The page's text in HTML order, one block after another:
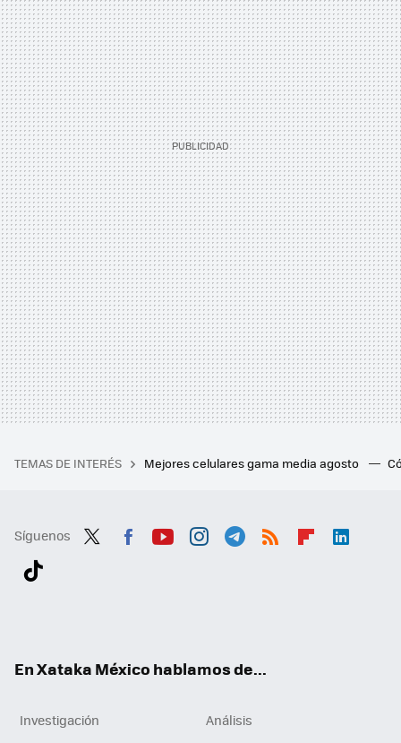
TEMAS DE INTERÉS Mejores celulares gama media agosto
Síguenos
En Xataka México hablamos de...
Investigación
Análisis